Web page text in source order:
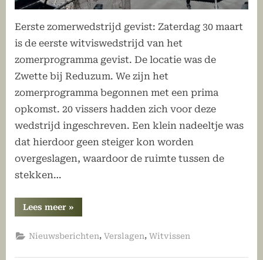
Eerste zomerwedstrijd gevist: Zaterdag 30 maart
is de eerste witviswedstrijd van het
zomerprogramma gevist. De locatie was de
Zwette bij Reduzum. We zijn het
zomerprogramma begonnen met een prima
opkomst. 20 vissers hadden zich voor deze
wedstrijd ingeschreven. Een klein nadeeltje was
dat hierdoor geen steiger kon worden
overgeslagen, waardoor de ruimte tussen de
stekken…
Lees meer“Uitslag
1e
witvissen”
»
Nieuwsberichten,Verslagen,Witvissen